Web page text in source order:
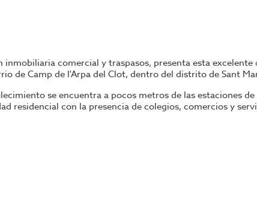
inmobiliaria comercial y traspasos, presenta esta
de Camp de l'Arpa del Clot, dentro del distrito de Sant
se encuentra a pocos metros de las estaciones
residencial con la presencia de colegios, comercios y
de reconocido éxito y gran implantación en la zona,
y diversas zonas auxiliares. Entre sus principales
equipada con doble motor de seguridad, cocina industrial